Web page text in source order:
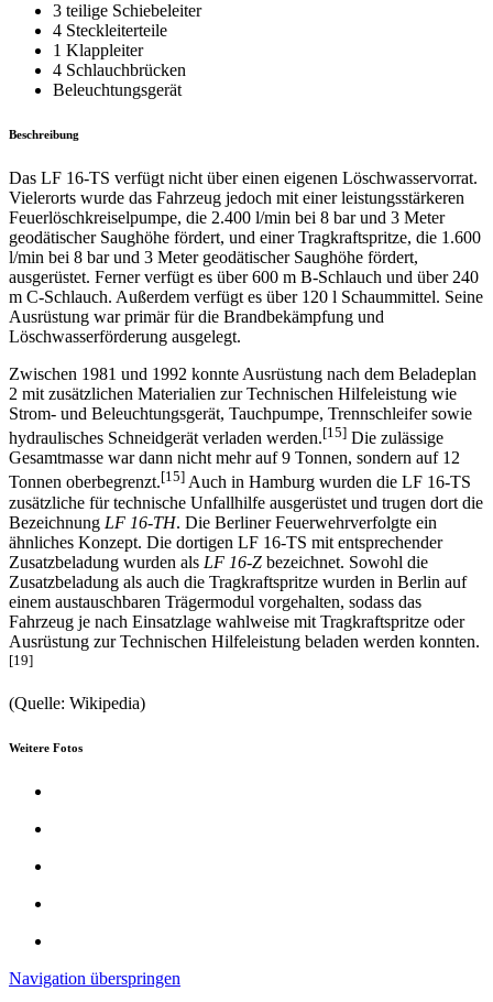
3 teilige Schiebeleiter
4 Steckleiterteile
1 Klappleiter
4 Schlauchbrücken
Beleuchtungsgerät
Beschreibung
Das LF 16-TS verfügt nicht über einen eigenen Löschwasservorrat.
Vielerorts wurde das Fahrzeug jedoch mit einer leistungsstärkeren
Feuerlöschkreiselpumpe, die 2.400 l/min bei 8 bar und 3 Meter
geodätischer Saughöhe fördert, und einer Tragkraftspritze, die 1.600
l/min bei 8 bar und 3 Meter geodätischer Saughöhe fördert,
ausgerüstet. Ferner verfügt es über 600 m B-Schlauch und über 240
m C-Schlauch. Außerdem verfügt es über 120 l Schaummittel. Seine
Ausrüstung war primär für die Brandbekämpfung und
Löschwasserförderung ausgelegt.
Zwischen 1981 und 1992 konnte Ausrüstung nach dem Beladeplan
2 mit zusätzlichen Materialien zur Technischen Hilfeleistung wie
Strom- und Beleuchtungsgerät, Tauchpumpe, Trennschleifer sowie
hydraulisches Schneidgerät verladen werden.[15] Die zulässige
Gesamtmasse war dann nicht mehr auf 9 Tonnen, sondern auf 12
Tonnen oberbegrenzt.[15] Auch in Hamburg wurden die LF 16-TS
zusätzliche für technische Unfallhilfe ausgerüstet und trugen dort die
Bezeichnung LF 16-TH. Die Berliner Feuerwehrverfolgte ein
ähnliches Konzept. Die dortigen LF 16-TS mit entsprechender
Zusatzbeladung wurden als LF 16-Z bezeichnet. Sowohl die
Zusatzbeladung als auch die Tragkraftspritze wurden in Berlin auf
einem austauschbaren Trägermodul vorgehalten, sodass das
Fahrzeug je nach Einsatzlage wahlweise mit Tragkraftspritze oder
Ausrüstung zur Technischen Hilfeleistung beladen werden konnten.
[19]
(Quelle: Wikipedia)
Weitere Fotos
Navigation überspringen